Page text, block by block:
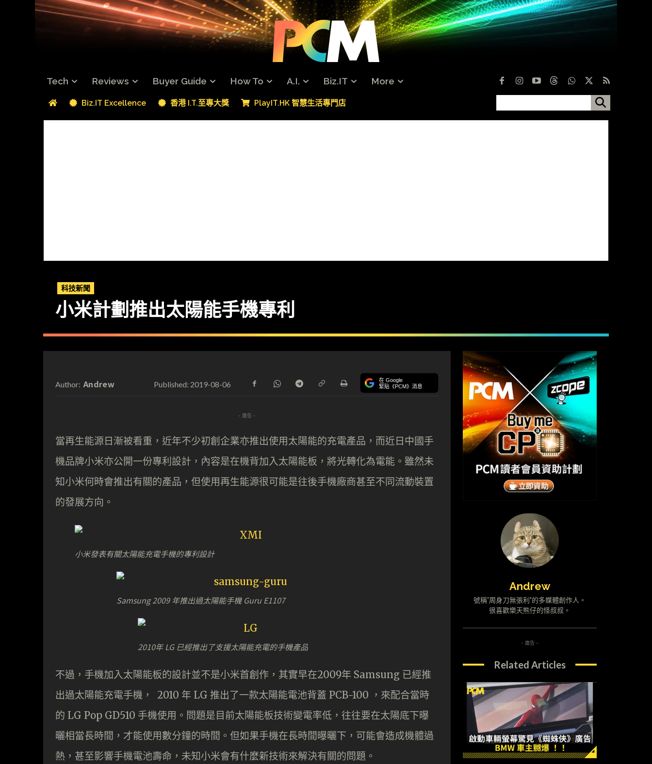
Tech Reviews Buyer Guide How To A.I. Biz.IT More
Biz.IT Excellence 香港 I.T.至專大獎 PlayIT.HK 智慧生活專門店
科技新聞
小米計劃推出太陽能手機專利
Author: Andrew Published: 2019-08-06 在 Google
緊貼《PCM》消息
- 廣告 -
當再生能源日漸被看重，近年不少初創企業亦推出使用太陽能的充電產品，而近日中國手
機品牌小米亦公開一份專利設計，內容是在機背加入太陽能板，將光轉化為電能。雖然未
知小米何時會推出有關的產品，但使用再生能源很可能是往後手機廠商甚至不同流動裝置
的發展方向。
小米發表有關太陽能充電手機的專利設計
Samsung 2009 年推出過太陽能手機 Guru E1107
2010年 LG 已經推出了支援太陽能充電的手機產品
不過，手機加入太陽能板的設計並不是小米首創作，其實早在2009年 Samsung 已經推
出過太陽能充電手機， 2010 年 LG 推出了一款太陽能電池背蓋 PCB-100 ，來配合當時
的 LG Pop GD510 手機使用。問題是目前太陽能板技術變電率低，往往要在太陽底下曝
曬相當長時間，才能使用數分鐘的時間。但如果手機在長時間曝曬下，可能會造成機體過
熱，甚至影響手機電池壽命，未知小米會有什麼新技術來解決有關的問題。
Andrew
號稱"周身刀無張利"的多媒體創作人。
很喜歡樂天熊仔的怪叔叔。
- 廣告 -
Related Articles